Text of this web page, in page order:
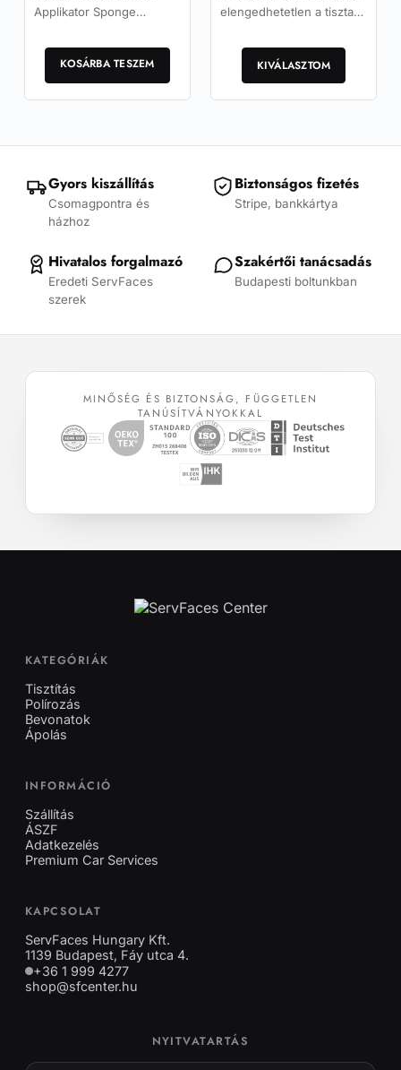
Applikator Sponge
servFaces bevonatok,
autóápolási termékek és
viaszok egyenletes és…
KOSÁRBA TESZEM
elengedhetetlen a tiszta
eléréséhez, mielőtt
elkezdenéd a bevonatok
felvitelét.
KIVÁLASZTOM
Ennek
terméknek
több
a
termékoldalon
Gyors kiszállítás
Csomagpontra és
házhoz
Biztonságos fizetés
Stripe, bankkártya
Hivatalos forgalmazó
Eredeti ServFaces
szerek
Szakértői tanácsadás
Budapesti boltunkban
MINŐSÉG ÉS BIZTONSÁG, FÜGGETLEN
TANÚSÍTVÁNYOKKAL
KATEGÓRIÁK
Tisztítás
Polírozás
Bevonatok
Ápolás
INFORMÁCIÓ
Szállítás
ÁSZF
Adatkezelés
Premium Car Services
KAPCSOLAT
ServFaces Hungary Kft.
1139 Budapest, Fáy utca 4.
+36 1 999 4277
shop@sfcenter.hu
NYITVATARTÁS